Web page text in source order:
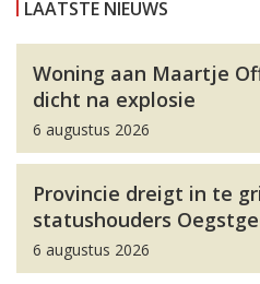
LAATSTE NIEUWS
Woning aan Maartje
dicht na explosie
6 augustus 2026
Provincie dreigt in te
statushouders
6 augustus 2026